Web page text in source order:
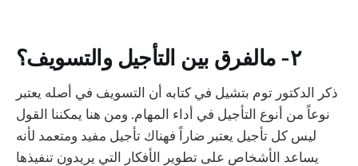
٢- مالفرق بين التأجيل والتسويف؟
ذكر الدكتور توم بتشيل في كتابه أن التسويف في أصله يعتبر
نوعاً من أنوع التأجيل في أداء المهام. ومن هنا يمكننا القول
ليس كل تأجيل يعتبر ضاراً فهناك تأجيل مفيد ومتعمد لأنه
يساعد الأشخاص على تطوير الأفكار التي يريدون تنفيذها